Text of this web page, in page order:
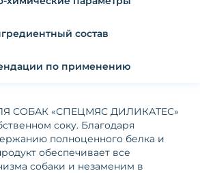
состав
Рекомендации по применению
СОБАК «СПЕЦМЯС ДИЛИКАТЕС»
соку. Благодаря
полноценного белка и
обеспечивает все
собаки и незаменим в